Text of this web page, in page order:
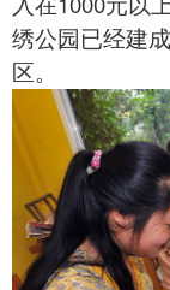
绣公园已经建
区。